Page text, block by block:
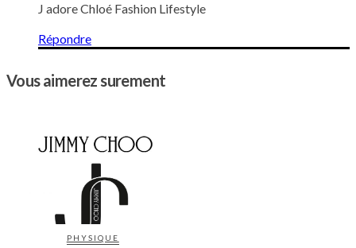
J adore Chloé Fashion Lifestyle
Répondre
Vous aimerez surement
PHYSIQUE